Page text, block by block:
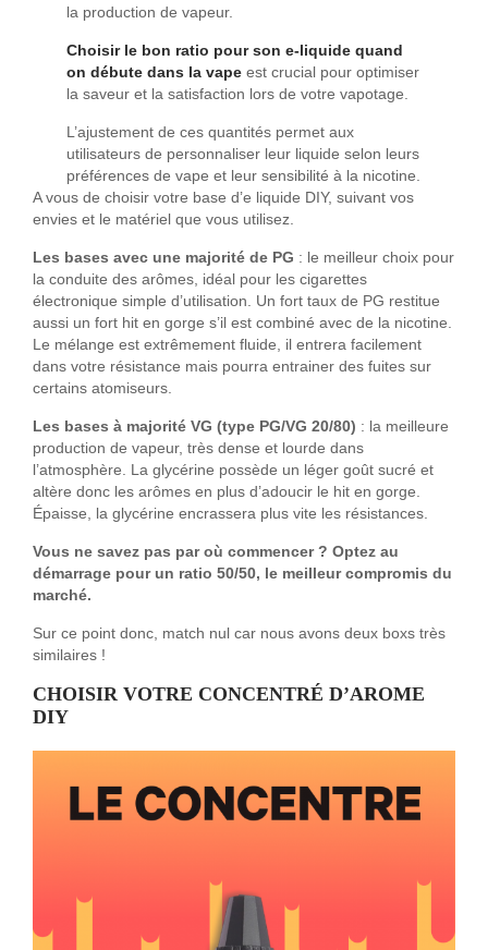
la production de vapeur.
Choisir le bon ratio pour son e-liquide quand
on débute dans la vapeest crucial pour optimiser
la saveur et la satisfaction lors de votre vapotage.
L’ajustement de ces quantités permet aux
utilisateurs de personnaliser leur liquide selon leurs
préférences de vape et leur sensibilité à la nicotine.
A vous de choisir votre base d’e liquide DIY, suivant vos
envies et le matériel que vous utilisez.
Les bases avec une majorité de PG : le meilleur choix pour
la conduite des arômes, idéal pour les cigarettes
électronique simple d’utilisation. Un fort taux de PG restitue
aussi un fort hit en gorge s’il est combiné avec de la nicotine.
Le mélange est extrêmement fluide, il entrera facilement
dans votre résistance mais pourra entrainer des fuites sur
certains atomiseurs.
Les bases à majorité VG (type PG/VG 20/80) : la meilleure
production de vapeur, très dense et lourde dans
l’atmosphère. La glycérine possède un léger goût sucré et
altère donc les arômes en plus d’adoucir le hit en gorge.
Épaisse, la glycérine encrassera plus vite les résistances.
Vous ne savez pas par où commencer ? Optez au
démarrage pour un ratio 50/50, le meilleur compromis du
marché.
Sur ce point donc, match nul car nous avons deux boxs très
similaires !
CHOISIR VOTRE CONCENTRÉ D’AROME
DIY